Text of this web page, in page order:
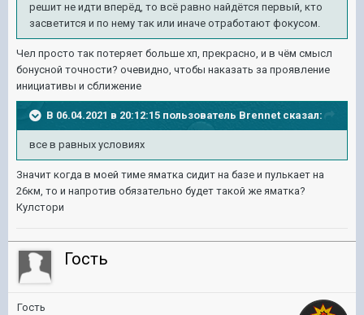
решит не идти вперёд, то всё равно найдётся первый, кто
засветится и по нему так или иначе отработают фокусом.
Чел просто так потеряет больше хп, прекрасно, и в чём смысл
бонусной точности? очевидно, чтобы наказать за проявление
инициативы и сближение
В 06.04.2021 в 20:12:15 пользователь Brennet сказал:
все в равных условиях
Значит когда в моей тиме яматка сидит на базе и пулькает на
26км, то и напротив обязательно будет такой же яматка?
Кулстори
Гость
Гость